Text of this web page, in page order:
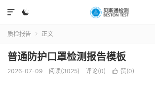


质检报告  正文
普通防护口罩检测报告模板
2026-07-09 阅读(3025) 评论(0)  赞(0)